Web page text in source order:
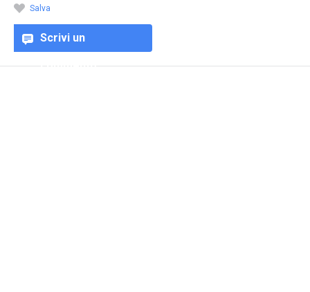
Salva
Scrivi un
commento